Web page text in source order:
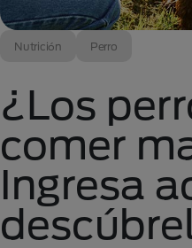
Nutrición Perro
¿Los
comer
Ingresa